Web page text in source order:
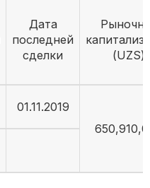
Дата
последней
сделки
Рыночная
(UZS)
01.11.2019